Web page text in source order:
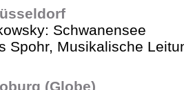
Schwanensee
Spohr, Musikalische
(Globe)